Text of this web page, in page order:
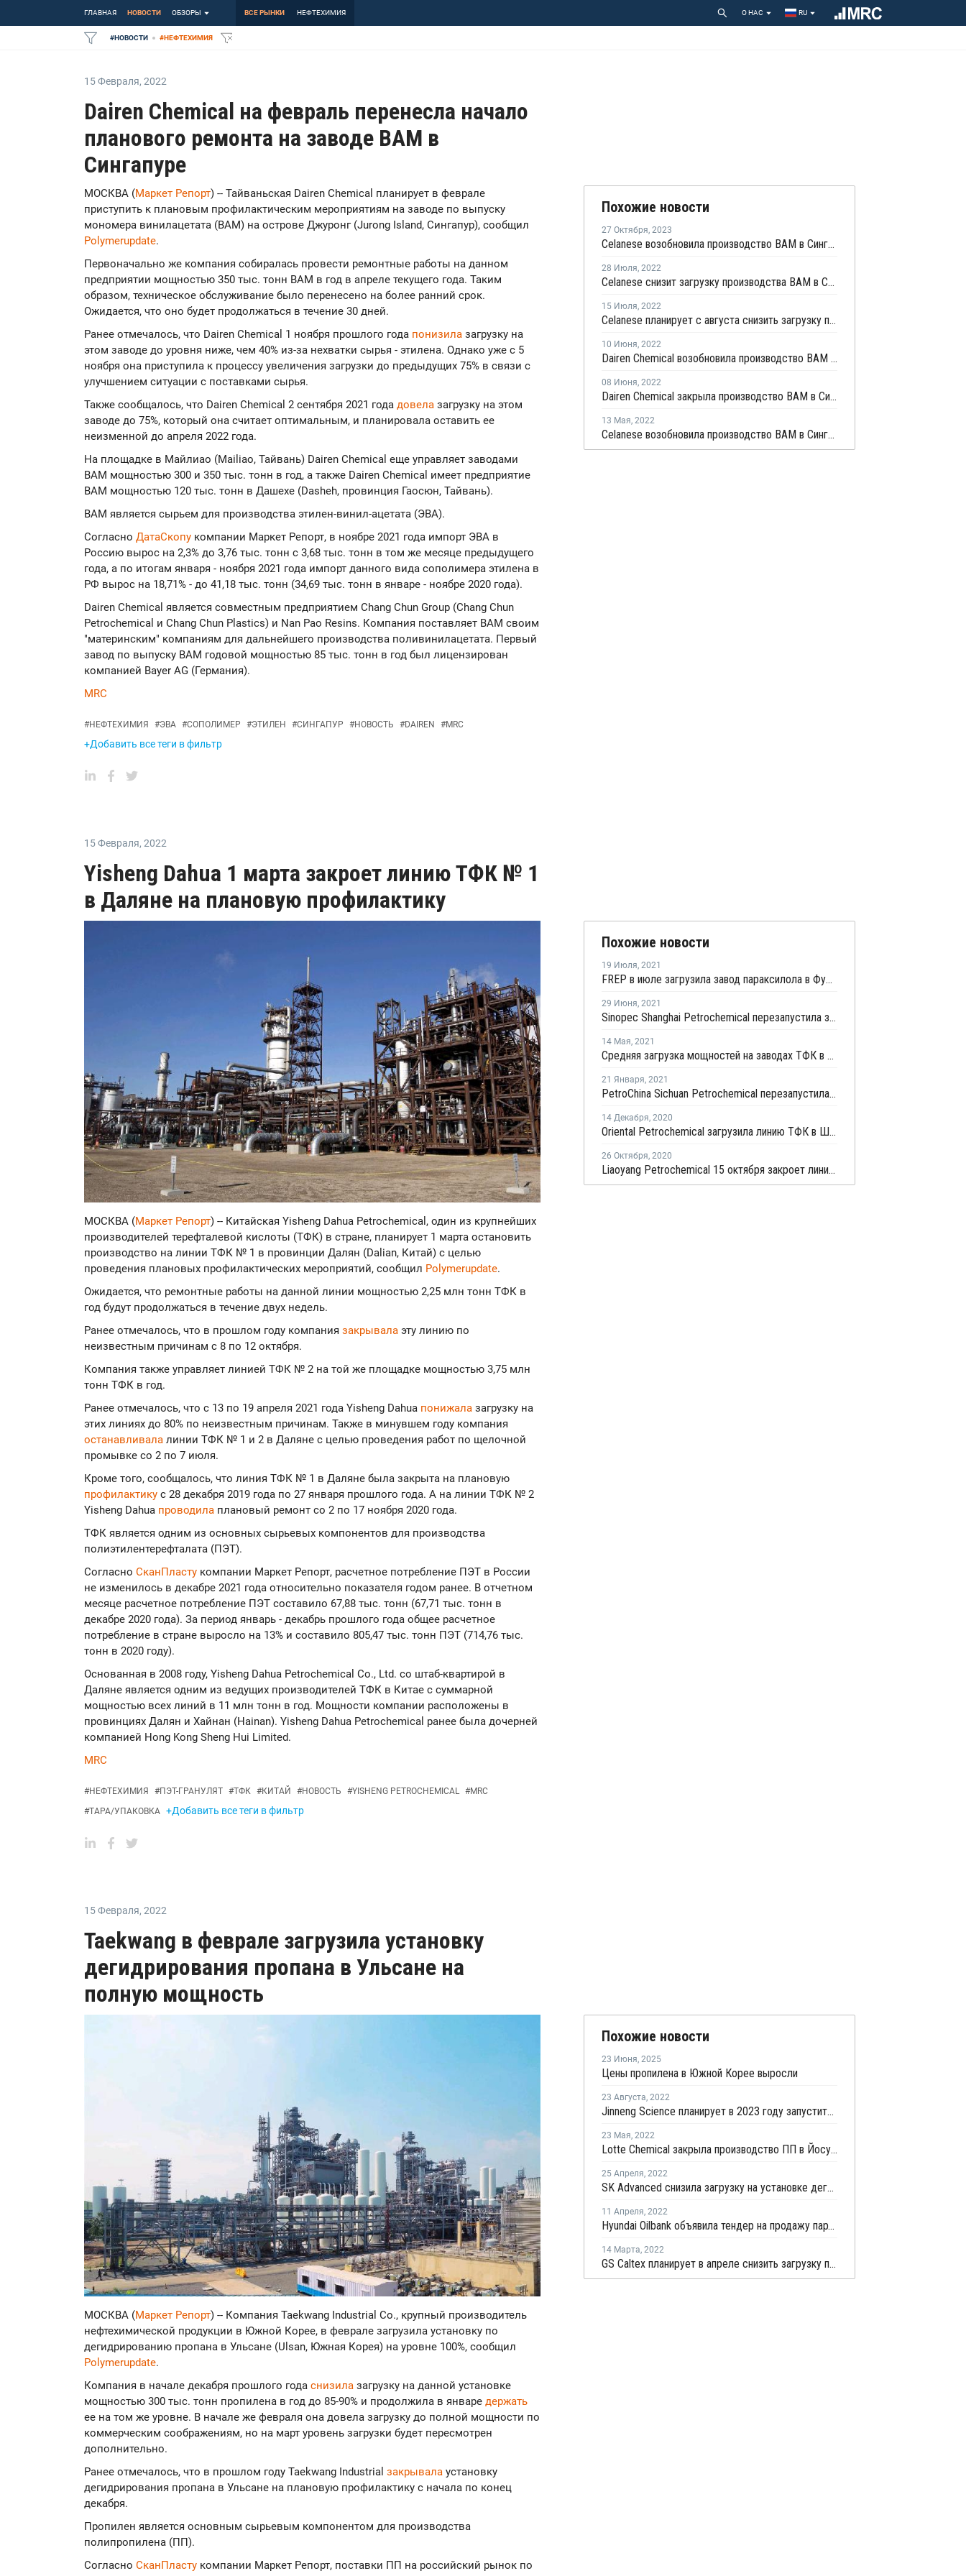
ГЛАВНАЯ НОВОСТИ ОБЗОРЫ ВСЕ РЫНКИ НЕФТЕХИМИЯ О НАС RU
#НОВОСТИ #НЕФТЕХИМИЯ
15 Февраля, 2022
Dairen Chemical на февраль перенесла начало
планового ремонта на заводе ВАМ в
Сингапуре
МОСКВА (Маркет Репорт) -- Тайваньская Dairen Chemical планирует в феврале
приступить к плановым профилактическим мероприятиям на заводе по выпуску
мономера винилацетата (ВАМ) на острове Джуронг (Jurong Island, Сингапур), сообщил
Polymerupdate.
Первоначально же компания собиралась провести ремонтные работы на данном
предприятии мощностью 350 тыс. тонн ВАМ в год в апреле текущего года. Таким
образом, техническое обслуживание было перенесено на более ранний срок.
Ожидается, что оно будет продолжаться в течение 30 дней.
Ранее отмечалось, что Dairen Chemical 1 ноября прошлого года понизила загрузку на
этом заводе до уровня ниже, чем 40% из-за нехватки сырья - этилена. Однако уже с 5
ноября она приступила к процессу увеличения загрузки до предыдущих 75% в связи с
улучшением ситуации с поставками сырья.
Также сообщалось, что Dairen Chemical 2 сентября 2021 года довела загрузку на этом
заводе до 75%, который она считает оптимальным, и планировала оставить ее
неизменной до апреля 2022 года.
На площадке в Майлиао (Mailiao, Тайвань) Dairen Chemical еще управляет заводами
ВАМ мощностью 300 и 350 тыс. тонн в год, а также Dairen Chemical имеет предприятие
ВАМ мощностью 120 тыс. тонн в Дашехе (Dasheh, провинция Гаосюн, Тайвань).
ВАМ является сырьем для производства этилен-винил-ацетата (ЭВА).
Согласно ДатаСкопу компании Маркет Репорт, в ноябре 2021 года импорт ЭВА в
Россию вырос на 2,3% до 3,76 тыс. тонн с 3,68 тыс. тонн в том же месяце предыдущего
года, а по итогам января - ноября 2021 года импорт данного вида сополимера этилена в
РФ вырос на 18,71% - до 41,18 тыс. тонн (34,69 тыс. тонн в январе - ноябре 2020 года).
Dairen Chemical является совместным предприятием Chang Chun Group (Chang Chun
Petrochemical и Chang Chun Plastics) и Nan Pao Resins. Компания поставляет ВАМ своим
"материнским" компаниям для дальнейшего производства поливинилацетата. Первый
завод по выпуску ВАМ годовой мощностью 85 тыс. тонн в год был лицензирован
компанией Bayer AG (Германия).
MRC
#НЕФТЕХИМИЯ #ЭВА #СОПОЛИМЕР #ЭТИЛЕН #СИНГАПУР #НОВОСТЬ #DAIREN #MRC
+Добавить все теги в фильтр
Похожие новости
27 Октября, 2023
Celanese возобновила производство ВАМ в Сингапуре
28 Июля, 2022
Celanese снизит загрузку производства ВАМ в Сингапуре до 60%
15 Июля, 2022
Celanese планирует с августа снизить загрузку производства ВАМ до 70%
10 Июня, 2022
Dairen Chemical возобновила производство ВАМ в Сингапуре после поломки
08 Июня, 2022
Dairen Chemical закрыла производство ВАМ в Сингапуре из-за поломки
13 Мая, 2022
Celanese возобновила производство ВАМ в Сингапуре
15 Февраля, 2022
Yisheng Dahua 1 марта закроет линию ТФК № 1
в Даляне на плановую профилактику
МОСКВА (Маркет Репорт) -- Китайская Yisheng Dahua Petrochemical, один из крупнейших
производителей терефталевой кислоты (ТФК) в стране, планирует 1 марта остановить
производство на линии ТФК № 1 в провинции Далян (Dalian, Китай) с целью
проведения плановых профилактических мероприятий, сообщил Polymerupdate.
Ожидается, что ремонтные работы на данной линии мощностью 2,25 млн тонн ТФК в
год будут продолжаться в течение двух недель.
Ранее отмечалось, что в прошлом году компания закрывала эту линию по
неизвестным причинам с 8 по 12 октября.
Компания также управляет линией ТФК № 2 на той же площадке мощностью 3,75 млн
тонн ТФК в год.
Ранее отмечалось, что с 13 по 19 апреля 2021 года Yisheng Dahua понижала загрузку на
этих линиях до 80% по неизвестным причинам. Также в минувшем году компания
останавливала линии ТФК № 1 и 2 в Даляне с целью проведения работ по щелочной
промывке со 2 по 7 июля.
Кроме того, сообщалось, что линия ТФК № 1 в Даляне была закрыта на плановую
профилактику с 28 декабря 2019 года по 27 января прошлого года. А на линии ТФК № 2
Yisheng Dahua проводила плановый ремонт со 2 по 17 ноября 2020 года.
ТФК является одним из основных сырьевых компонентов для производства
полиэтилентерефталата (ПЭТ).
Согласно СканПласту компании Маркет Репорт, расчетное потребление ПЭТ в России
не изменилось в декабре 2021 года относительно показателя годом ранее. В отчетном
месяце расчетное потребление ПЭТ составило 67,88 тыс. тонн (67,71 тыс. тонн в
декабре 2020 года). За период январь - декабрь прошлого года общее расчетное
потребление в стране выросло на 13% и составило 805,47 тыс. тонн ПЭТ (714,76 тыс.
тонн в 2020 году).
Основанная в 2008 году, Yisheng Dahua Petrochemical Co., Ltd. со штаб-квартирой в
Даляне является одним из ведущих производителей ТФК в Китае с суммарной
мощностью всех линий в 11 млн тонн в год. Мощности компании расположены в
провинциях Далян и Хайнан (Hainan). Yisheng Dahua Petrochemical ранее была дочерней
компанией Hong Kong Sheng Hui Limited.
MRC
#НЕФТЕХИМИЯ #ПЭТ-ГРАНУЛЯТ #ТФК #КИТАЙ #НОВОСТЬ #YISHENG PETROCHEMICAL #MRC
#ТАРА/УПАКОВКА +Добавить все теги в фильтр
Похожие новости
19 Июля, 2021
FREP в июле загрузила завод параксилола в Фуцзяне на штатном уровне
29 Июня, 2021
Sinopec Shanghai Petrochemical перезапустила завод параксилола № 1 после планового ремонта
14 Мая, 2021
Средняя загрузка мощностей на заводах ТФК в Китае выросла в начале мая на 3%
21 Января, 2021
PetroChina Sichuan Petrochemical перезапустила завод параксилола в Китае
14 Декабря, 2020
Oriental Petrochemical загрузила линию ТФК в Шанхае на полную мощность после перезапуска
26 Октября, 2020
Liaoyang Petrochemical 15 октября закроет линию параксилола № 2 в Ляонине на плановый ремонт
15 Февраля, 2022
Taekwang в феврале загрузила установку
дегидрирования пропана в Ульсане на
полную мощность
МОСКВА (Маркет Репорт) -- Компания Taekwang Industrial Co., крупный производитель
нефтехимической продукции в Южной Корее, в феврале загрузила установку по
дегидрированию пропана в Ульсане (Ulsan, Южная Корея) на уровне 100%, сообщил
Polymerupdate.
Компания в начале декабря прошлого года снизила загрузку на данной установке
мощностью 300 тыс. тонн пропилена в год до 85-90% и продолжила в январе держать
ее на том же уровне. В начале же февраля она довела загрузку до полной мощности по
коммерческим соображениям, но на март уровень загрузки будет пересмотрен
дополнительно.
Ранее отмечалось, что в прошлом году Taekwang Industrial закрывала установку
дегидрирования пропана в Ульсане на плановую профилактику с начала по конец
декабря.
Пропилен является основным сырьевым компонентом для производства
полипропилена (ПП).
Согласно СканПласту компании Маркет Репорт, поставки ПП на российский рынок по
Похожие новости
23 Июня, 2025
Цены пропилена в Южной Корее выросли
23 Августа, 2022
Jinneng Science планирует в 2023 году запустить установку дегидрирования пропана и производство ПП в Китае
23 Мая, 2022
Lotte Chemical закрыла производство ПП в Йосу на профилактику
25 Апреля, 2022
SK Advanced снизила загрузку на установке дегидрирования пропана в Ульсане
11 Апреля, 2022
Hyundai Oilbank объявила тендер на продажу партий пропилена с отгрузкой в мае
14 Марта, 2022
GS Caltex планирует в апреле снизить загрузку производства олефинов в Йосу